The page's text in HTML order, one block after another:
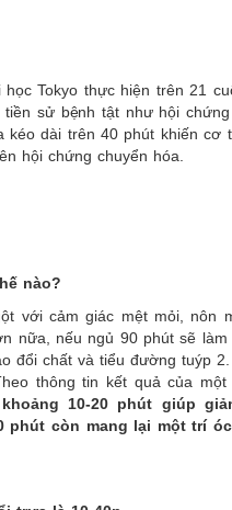
Tokyo thực hiện trên 21
sử bệnh tật như hội
kéo dài trên 40 phút khiến cơ
hội chứng chuyển hóa.
nào?
với cảm giác mệt mỏi, nôn
nữa, nếu ngủ 90 phút sẽ
đổi chất và tiểu đường tuýp
thông tin kết quả của
10-20 phút giúp
phút còn mang lại một trí